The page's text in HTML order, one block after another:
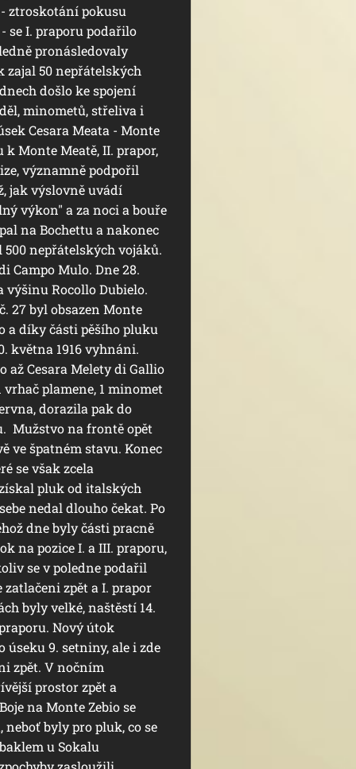
ztroskotání pokusu
se I. praporu podařilo
pronásledovaly
zajal 50 nepřátelských
došlo ke spojení
minometů, střeliva i
Cesara Meata - Monte
Monte Meatě, II. prapor,
významně podpořil
jak výslovně uvádí
výkon" a za noci a bouře
na Bochettu a nakonec
500 nepřátelských vojáků.
Campo Mulo. Dne 28.
výšinu Rocollo Dubielo.
27 byl obsazen Monte
a díky části pěšího pluku
května 1916 vyhnáni.
až Cesara Melety di Gallio
plamene, 1 minomet
dorazila pak do
Mužstvo na frontě opět
ve špatném stavu. Konec
se však zcela
pluk od italských
nedal dlouho čekat. Po
dne byly části pracně
na pozice I. a III. praporu,
se v poledne podařil
zpět a I. prapor
byly velké, naštěstí 14.
Nový útok
9. setniny, ale i zde
zpět. V nočním
prostor zpět a
na Monte Zebio se
byly pro pluk, co se
u Sokalu